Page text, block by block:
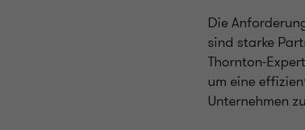
Die
sind starke
Thornton-
um eine
Unternehmen